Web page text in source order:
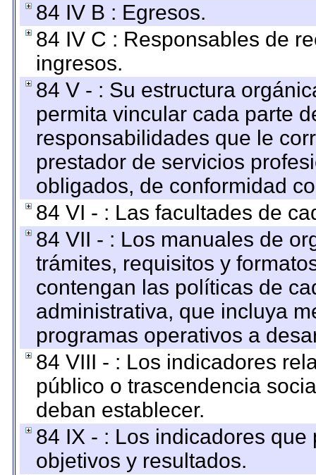
84 IV B : Egresos.
84 IV C : Responsables de
ingresos.
84 V - : Su estructura
permita vincular cada parte
responsabilidades que le
prestador de servicios
obligados, de conformidad
84 VI - : Las facultades de
84 VII - : Los manuales de
trámites, requisitos y
contengan las políticas de
administrativa, que incluya
programas operativos a
84 VIII - : Los indicadores
público o trascendencia
deban establecer.
84 IX - : Los indicadores
objetivos y resultados.